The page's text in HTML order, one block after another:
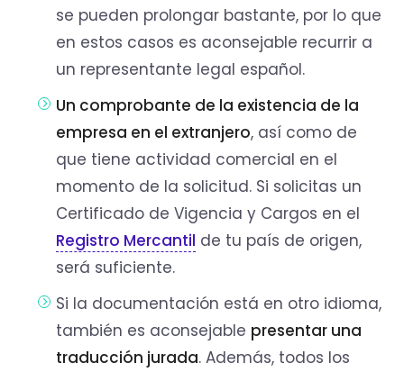
se pueden prolongar bastante, por lo que
en estos casos es aconsejable recurrir a
un representante legal español.
Un comprobante de la existencia de la
empresa en el extranjero, así como de
que tiene actividad comercial en el
momento de la solicitud. Si solicitas un
Certificado de Vigencia y Cargos en el
Registro Mercantil de tu país de origen,
será suficiente.
Si la documentación está en otro idioma,
también es aconsejable presentar una
traducción jurada. Además, todos los